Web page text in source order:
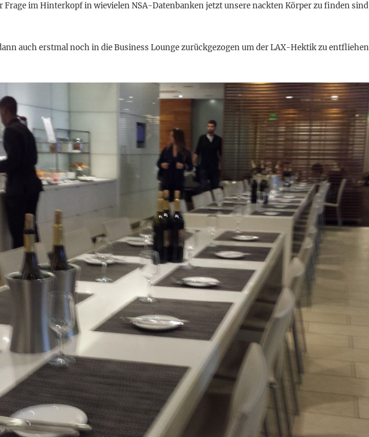
im Hinterkopf in wievielen NSA-Datenbanken jetzt unsere nackten Körper zu finden sind
auch erstmal noch in die Business Lounge zurückgezogen um der LAX-Hektik zu